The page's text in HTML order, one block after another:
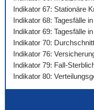
Indikator 67: Stationäre
Indikator 68: Tagesfälle
Indikator 69: Tagesfälle
Indikator 70:
Indikator 76:
Indikator 79: Fall-
Indikator 80: